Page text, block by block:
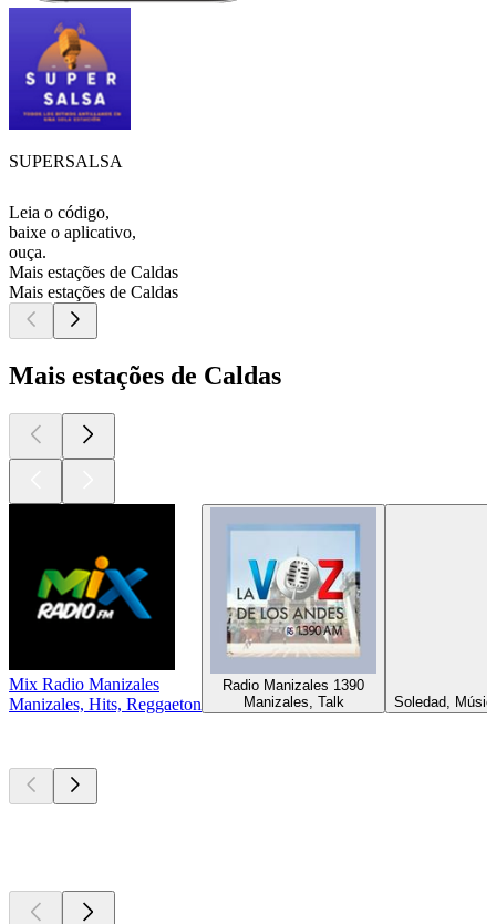
SUPERSALSA
Leia o código,
baixe o aplicativo,
ouça.
Mais estações de Caldas
Mais estações de Caldas
Mais estações de Caldas
Mix Radio Manizales
Manizales, Hits, Reggaeton
Radio Manizales 1390
Manizales, Talk
Soledad,